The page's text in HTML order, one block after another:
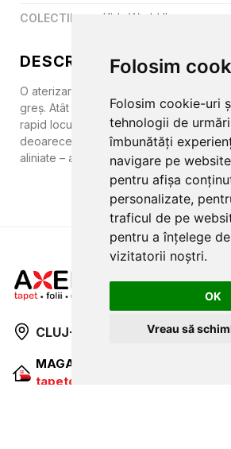
Folosim
Folosim cookie-uri
tehnologii de
îmbunătăți
navigare pe
pentru afișa
personalizate,
traficul de pe
pentru a înțelege
vizitatorii noștri.
OK
Vreau să
DESCRIERE
O aterizare precisă: cu buline roz, pur și
greș. Atât de luminoase și vesele,
rapid locul în camera copilului. Nimeni
deoarece numeroasele buline în
aliniate – astfel, totul rămâne mereu
COLECTII Kids World II
CLUJ-NAPOCA stradaTraian,
MAGAZIN ONLINE
tapetcugarantie.ro